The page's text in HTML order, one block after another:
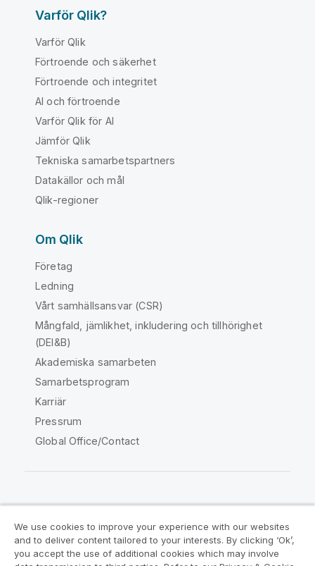
Varför Qlik?
Varför Qlik
Förtroende och säkerhet
Förtroende och integritet
AI och förtroende
Varför Qlik för AI
Jämför Qlik
Tekniska samarbetspartners
Datakällor och mål
Qlik-regioner
Om Qlik
Företag
Ledning
Vårt samhällsansvar (CSR)
Mångfald, jämlikhet, inkludering och tillhörighet
(DEI&B)
Akademiska samarbeten
Samarbetsprogram
Karriär
Pressrum
Global Office/Contact
Juridiska avtal
Produktvillkor
We use cookies to improve your experience with our websites
and to deliver content tailored to your interests. By clicking ‘Ok’,
you accept the use of additional cookies which may involve